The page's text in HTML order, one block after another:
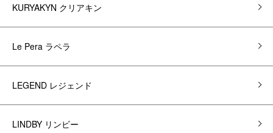
KURYAKYN クリアキン
Le Pera ラペラ
LEGEND レジェンド
LINDBY リンビー